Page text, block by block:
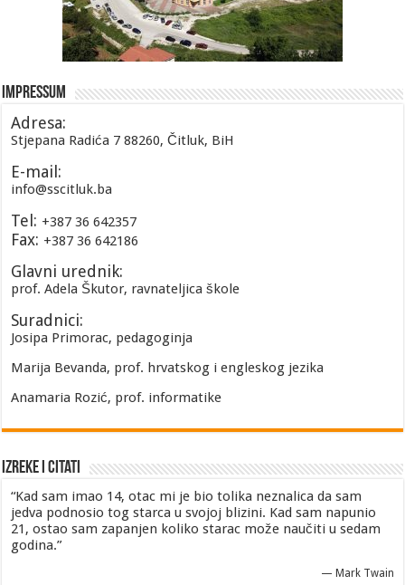
Impressum
Adresa:
Stjepana Radića 7 88260, Čitluk, BiH
E-mail:
info@sscitluk.ba
Tel: +387 36 642357
Fax: +387 36 642186
Glavni urednik:
prof. Adela Škutor, ravnateljica škole
Suradnici:
Josipa Primorac, pedagoginja
Marija Bevanda, prof. hrvatskog i engleskog jezika
Anamaria Rozić, prof. informatike
Izreke i Citati
“Kad sam imao 14, otac mi je bio tolika neznalica da sam
jedva podnosio tog starca u svojoj blizini. Kad sam napunio
21, ostao sam zapanjen koliko starac može naučiti u sedam
godina.”
— Mark Twain